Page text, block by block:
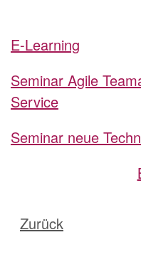
E-Learning
Seminar Agile
Service
Seminar neue
Zurück